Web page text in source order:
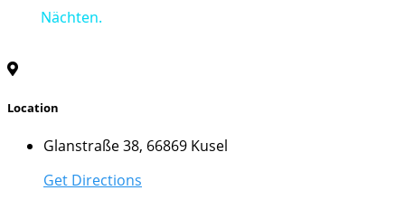
Nächten.
Location
Glanstraße 38, 66869 Kusel
Get Directions